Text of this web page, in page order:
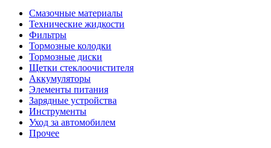
Смазочные материалы
Технические жидкости
Фильтры
Тормозные колодки
Тормозные диски
Щетки стеклоочистителя
Аккумуляторы
Элементы питания
Зарядные устройства
Инструменты
Уход за автомобилем
Прочее